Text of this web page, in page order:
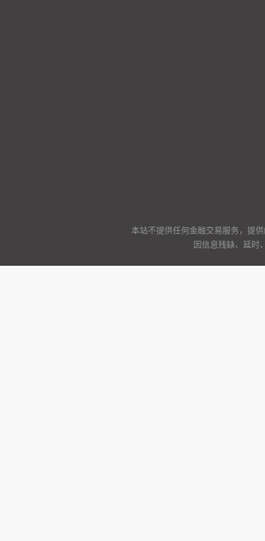
本站不提供任何金融交易服务，提
因信息残缺、延时